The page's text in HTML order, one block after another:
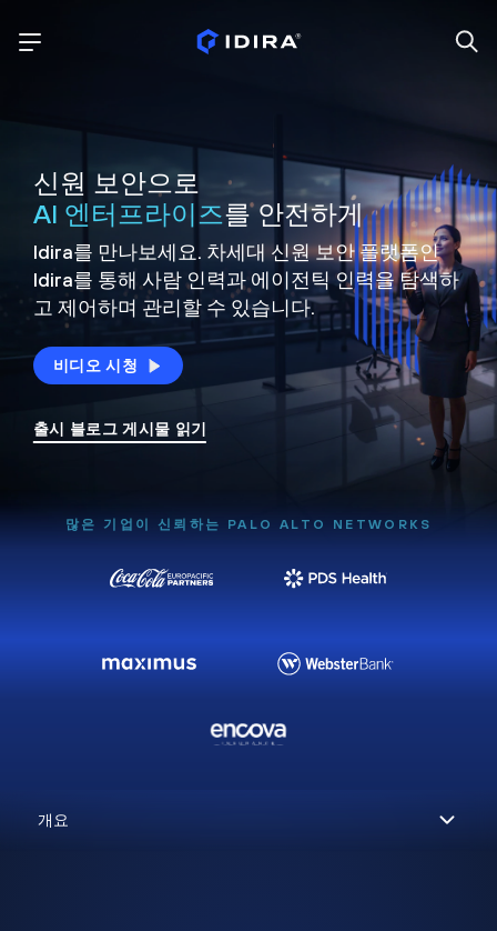
신원 보안으로
AI 엔터프라이즈를 안전하게
Idira를 만나보세요. 차세대 신원보안 플랫폼인
Idira를 통해 사람 인력과 에이전틱 인력을탐색하
고 제어하며 관리할 수 있습니다.
비디오 시청
출시 블로그 게시물 읽기
많은 기업이 신뢰하는 PALO ALTO NETWORKS